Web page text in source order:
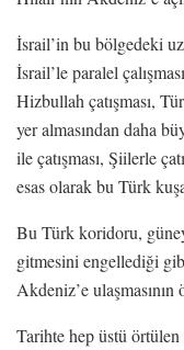
İsrail’in bu bölgedeki
İsrail’le paralel
Hizbullah çatışması,
yer almasından daha
ile çatışması, Şiilerle
esas olarak bu Türk
Bu Türk koridoru,
gitmesini engellediği
Akdeniz’e
Tarihte hep üstü